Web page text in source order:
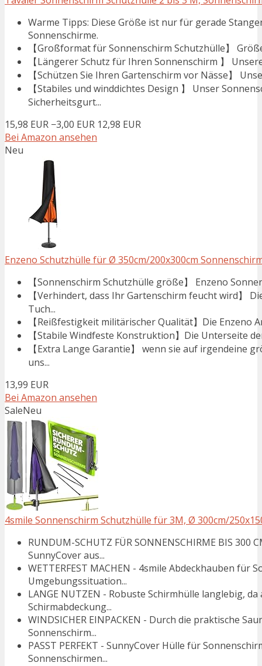
Warme Tipps: Diese Größe ist nur für gerade
Sonnenschirme.
【Großformat für Sonnenschirm Schutzhülle】
【Längerer Schutz für Ihren Sonnenschirm 】
【Schützen Sie Ihren Gartenschirm vor Nässe】
【Stabiles und winddichtes Design 】 Unser
Sicherheitsgurt...
15,98 EUR −3,00 EUR 12,98 EUR
Bei Amazon ansehen
Neu
Enzeno Schutzhülle für Ø 350cm/200x300cm
【Sonnenschirm Schutzhülle größe】 Enzeno
【Verhindert, dass Ihr Gartenschirm feucht wird】
Tuch...
【Reißfestigkeit militärischer Qualität】Die Enzeno
【Stabile Windfeste Konstruktion】Die Unterseite
【Extra Lange Garantie】 wenn sie auf irgendeine
uns...
13,99 EUR
Bei Amazon ansehen
SaleNeu
4smile Sonnenschirm Schutzhülle für 3M, Ø 300cm/
RUNDUM-SCHUTZ FÜR SONNENSCHIRME BIS
SunnyCover aus...
WETTERFEST MACHEN - 4smile Abdeckhauben für
Umgebungssituation...
LANGE NUTZEN - Robuste Schirmhülle langlebig,
Schirmabdeckung...
WINDSICHER EINPACKEN - Durch die praktische
Sonnenschirm...
PASST PERFEKT - SunnyCover Hülle für
Sonnenschirmen...